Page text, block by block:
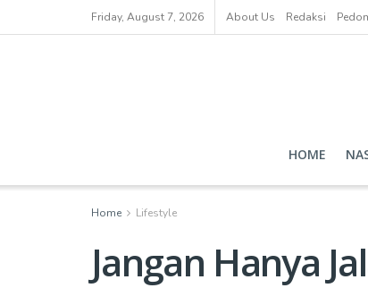
Friday, August 7, 2026 About Us Redaksi
HOME
Home Lifestyle
Jangan Hanya